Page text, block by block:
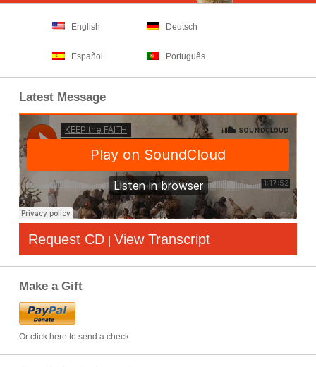
English Deutsch
Español Português
Latest Message
Request CD | View Transcript
Make a Gift
Or click here to send a check